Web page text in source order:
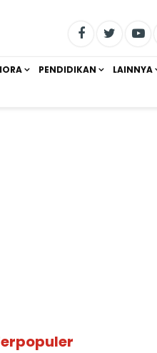
PENDIDIKAN LAINNYA